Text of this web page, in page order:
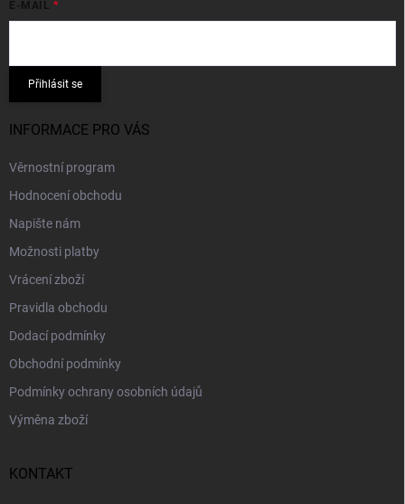
E-MAIL
Přihlásit se
INFORMACE PRO VÁS
Věrnostní program
Hodnocení obchodu
Napište nám
Možnosti platby
Vrácení zboží
Pravidla obchodu
Dodací podmínky
Obchodní podmínky
Podmínky ochrany osobních údajů
Výměna zboží
KONTAKT